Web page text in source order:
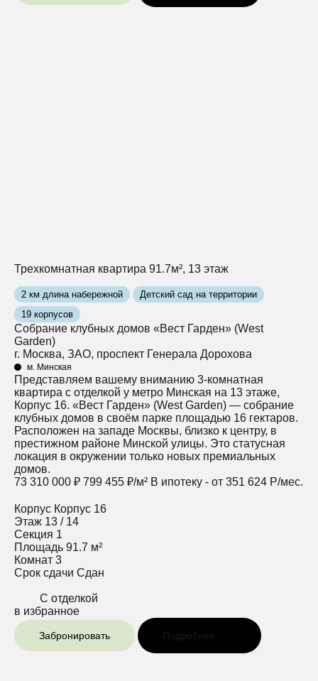
Трехкомнатная квартира 91.7м², 13 этаж
2 км длина набережной
Детский сад на территории
19 корпусов
Собрание клубных домов «Вест Гарден» (West
Garden)
г. Москва, ЗАО, проспект Генерала Дорохова
м. Минская
Представляем вашему вниманию 3-комнатная
квартира с отделкой у метро Минская на 13 этаже,
Корпус 16. «Вест Гарден» (West Garden) — собрание
клубных домов в своём парке площадью 16 гектаров.
Расположен на западе Москвы, близко к центру, в
престижном районе Минской улицы. Это статусная
локация в окружении только новых премиальных
домов.
73 310 000 ₽ 799 455 ₽/м² В ипотеку - от 351 624 Р/мес.
Корпус Корпус 16
Этаж 13 / 14
Секция 1
Площадь 91.7 м²
Комнат 3
Срок сдачи Сдан
С отделкой
в избранное
Забронировать Подробнее